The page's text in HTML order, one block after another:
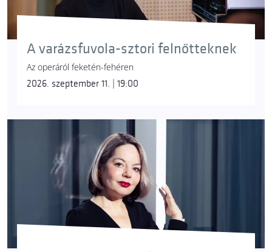
A varázsfuvola-sztori felnőtteknek
Az operáról feketén-fehéren
2026. szeptember 11. | 19:00